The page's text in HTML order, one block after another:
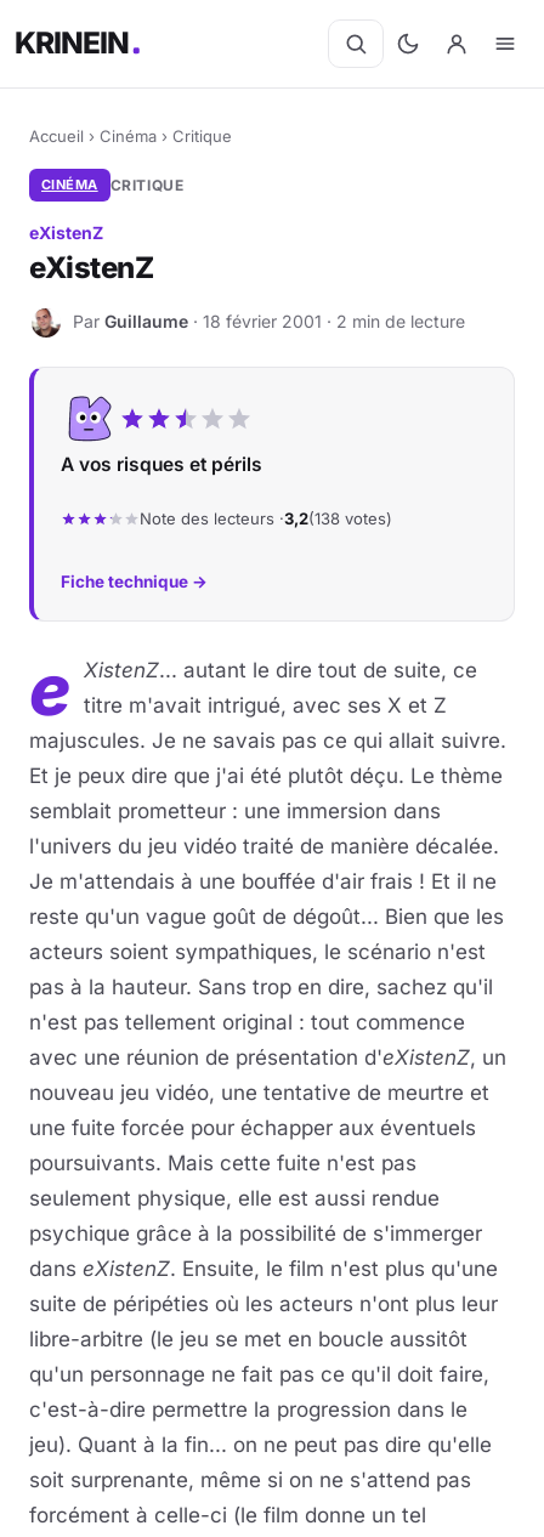
KRINEIN
Accueil › Cinéma › Critique
CINÉMA CRITIQUE
eXistenZ
eXistenZ
G Par Guillaume · 18 février 2001 · 2 min de lecture
A vos risques et périls
Note des lecteurs ·3,2(138 votes)
Fiche technique →
e XistenZ... autant le dire tout de suite, ce
titre m'avait intrigué, avec ses X et Z
majuscules. Je ne savais pas ce qui allait suivre.
Et je peux dire que j'ai été plutôt déçu. Le thème
semblait prometteur : une immersion dans
l'univers du jeu vidéo traité de manière décalée.
Je m'attendais à une bouffée d'air frais ! Et il ne
reste qu'un vague goût de dégoût... Bien que les
acteurs soient sympathiques, le scénario n'est
pas à la hauteur. Sans trop en dire, sachez qu'il
n'est pas tellement original : tout commence
avec une réunion de présentation d'eXistenZ, un
nouveau jeu vidéo, une tentative de meurtre et
une fuite forcée pour échapper aux éventuels
poursuivants. Mais cette fuite n'est pas
seulement physique, elle est aussi rendue
psychique grâce à la possibilité de s'immerger
dans eXistenZ. Ensuite, le film n'est plus qu'une
suite de péripéties où les acteurs n'ont plus leur
libre-arbitre (le jeu se met en boucle aussitôt
qu'un personnage ne fait pas ce qu'il doit faire,
c'est-à-dire permettre la progression dans le
jeu). Quant à la fin... on ne peut pas dire qu'elle
soit surprenante, même si on ne s'attend pas
forcément à celle-ci (le film donne un tel